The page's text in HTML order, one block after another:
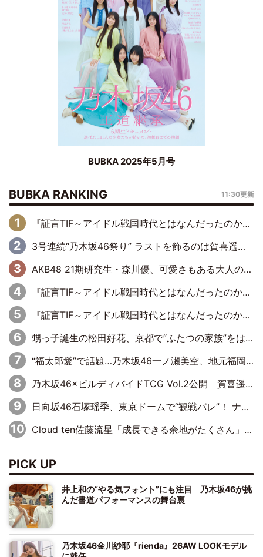
BUBKA 2025年5月号
BUBKA RANKING 11:30更新
『証言TIF～アイドル戦国時代とはなんだったのか～』第6回：でんぱ組.inc・古川未鈴×相沢梨紗「『ハロプロやりたかったな』って言ったら、夢眠ねむさんに『てめえはでんぱ組．incなんだよ！』って肩パンされて(笑)」
3号連続“乃木坂46祭り” ラストを飾るのは賀喜遥香…5年ぶりの登場に「5年分大人になった私を見ていただけたら」
AKB48 21期研究生・森川優、可愛さもある大人の女性に
『証言TIF～アイドル戦国時代とはなんだったのか～』第11回：私立恵比寿中学・真山りか×安本彩花「TIFで10年ぶりのキョンシーメイクをしたら、場を完全に引かせてしまって。時代が変わったんだなって」
『証言TIF～アイドル戦国時代とはなんだったのか～』第10回：さくら学院・武藤彩未×飯田らうら「正直、中3で辞めるというのを信じてなくて。そう言われてはいたけど、嘘でしょって」
甥っ子誕生の松田好花、京都で“ふたつの家族”をはしご！ “母”黒谷友香に見送られ、“父”松岡昌宏とはハシゴ酒
“福太郎愛”で話題…乃木坂46一ノ瀬美空、地元福岡『めんべい25周年トップサポーター』に就任
乃木坂46×ビルディバイドTCG Vol.2公開 賀喜遥香＆田村真佑が『京まふ』ステージに登壇
日向坂46石塚瑶季、東京ドームで“観戦バレ”！ ナイツ・塙も認めた「巨人に詳しすぎるアイドル」は元VENUSスクール生で杉内コーチ推し⁉
Cloud ten佐藤流星「成長できる余地がたくさん」、本田高優「何度見ても飽きない公演に」
PICK UP
井上和の“やる気フォント”にも注目 乃木坂46が挑
んだ書道パフォーマンスの舞台裏
乃木坂46金川紗耶『rienda』26AW LOOKモデル